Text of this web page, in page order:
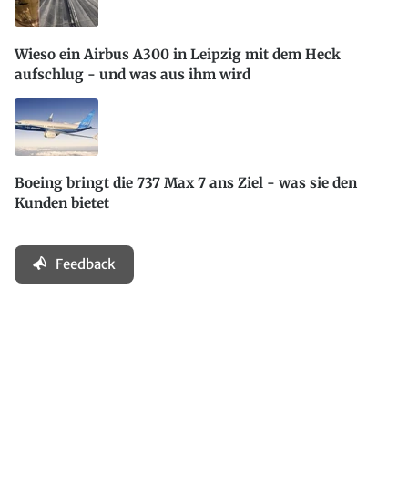
Wieso ein Airbus A300 in Leipzig mit dem Heck
aufschlug - und was aus ihm wird
Boeing bringt die 737 Max 7 ans Ziel - was sie den
Kunden bietet
Feedback